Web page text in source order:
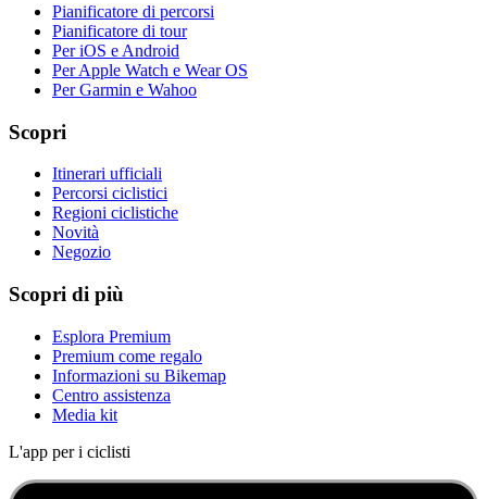
Pianificatore di percorsi
Pianificatore di tour
Per iOS e Android
Per Apple Watch e Wear OS
Per Garmin e Wahoo
Scopri
Itinerari ufficiali
Percorsi ciclistici
Regioni ciclistiche
Novità
Negozio
Scopri di più
Esplora Premium
Premium come regalo
Informazioni su Bikemap
Centro assistenza
Media kit
L'app per i ciclisti